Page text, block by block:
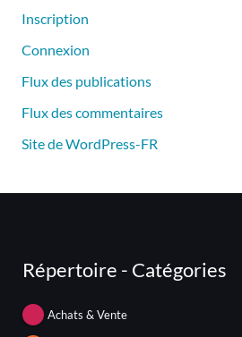
Inscription
Connexion
Flux des publications
Flux des commentaires
Site de WordPress-FR
Répertoire - Catégories
Achats & Vente